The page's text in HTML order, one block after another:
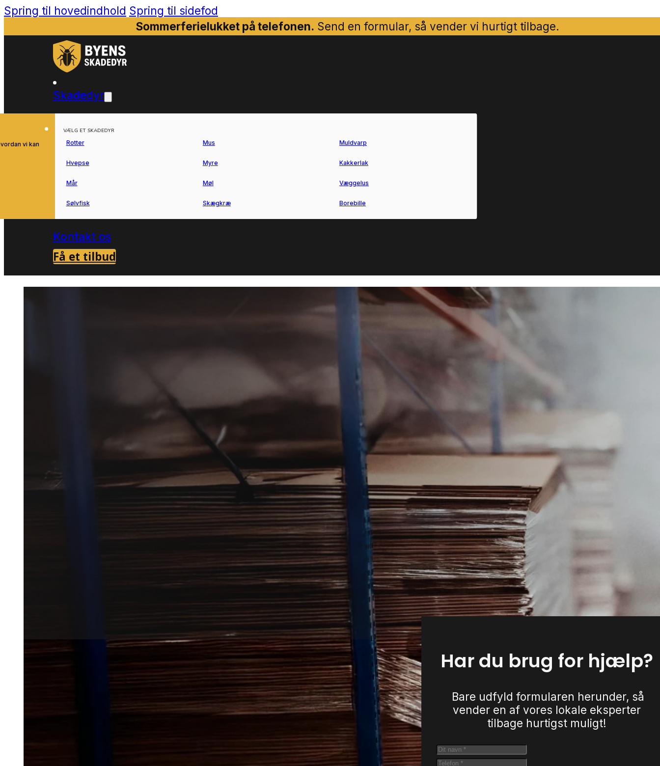
Spring til hovedindhold Spring til sidefod
Sommerferielukket på telefonen. Send en formular, så vender vi hurtigt tilbage.
Skadedyr
vi kan
VÆLG ET SKADEDYR
Rotter Mus Muldvarp
Hvepse Myre Kakkerlak
Mår Møl Væggelus
Sølvfisk Skægkræ Borebille
Kontakt os
Få et tilbud
Musebekæmpelse i
Frederikssund
Musebekæmpelse i Frederikssund kan være relevant, hvis mus har
fundet vej tæt på bolig eller småbygninger.
Vi forbinder dig med lokale partnere, så du hurtigt kan komme videre
Lokal bekæmpelse af
i Frederikssund
Har du brug for hjælp?
Bare udfyld formularen herunder, så
vender en af vores lokale eksperter
tilbage hurtigst muligt!